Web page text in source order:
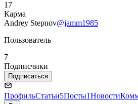
17
Карма
Andrey Stepnov@jamm1985
Пользователь
7
Подписчики
Подписаться
ПрофильСтатьи5Посты1Новости